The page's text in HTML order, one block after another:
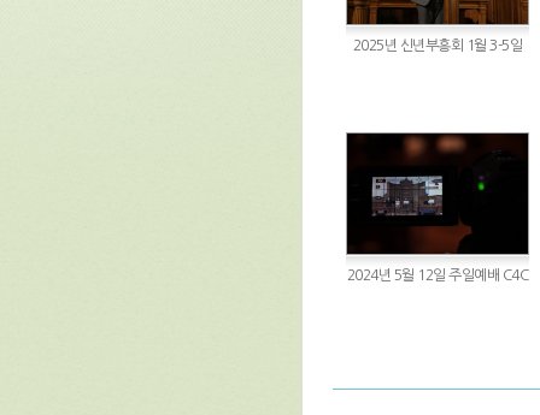
2025년 신년부흥회 1월 3-5일
2024년 5월 12일 주일예배 C4C